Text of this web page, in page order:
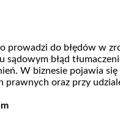
prowadzi do błędów w
błąd
W biznesie pojawia
oraz przy